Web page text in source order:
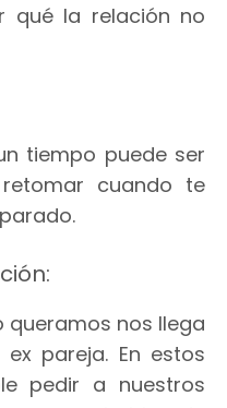
qué la relación no
tiempo puede ser
cuando te
queramos nos llega
pareja. En estos
pedir a nuestros